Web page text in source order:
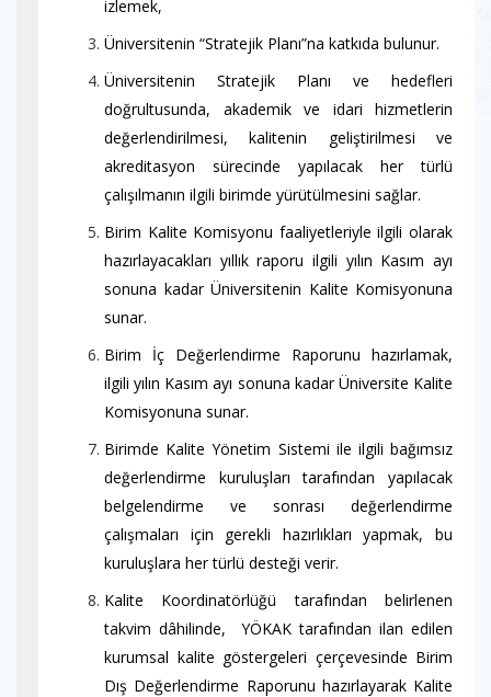
izlemek,
Üniversitenin “Stratejik Planı”na katkıda bulunur.
Üniversitenin Stratejik Planı ve hedefleri
doğrultusunda, akademik ve idari hizmetlerin
değerlendirilmesi, kalitenin geliştirilmesi ve
akreditasyon sürecinde yapılacak her türlü
çalışılmanın ilgili birimde yürütülmesini sağlar.
Birim Kalite Komisyonu faaliyetleriyle ilgili olarak
hazırlayacakları yıllık raporu ilgili yılın Kasım ayı
sonuna kadar Üniversitenin Kalite Komisyonuna
sunar.
Birim İç Değerlendirme Raporunu hazırlamak,
ilgili yılın Kasım ayı sonuna kadar Üniversite Kalite
Komisyonuna sunar.
Birimde Kalite Yönetim Sistemi ile ilgili bağımsız
değerlendirme kuruluşları tarafından yapılacak
belgelendirme ve sonrası değerlendirme
çalışmaları için gerekli hazırlıkları yapmak, bu
kuruluşlara her türlü desteği verir.
Kalite Koordinatörlüğü tarafından belirlenen
takvim dâhilinde, YÖKAK tarafından ilan edilen
kurumsal kalite göstergeleri çerçevesinde Birim
Dış Değerlendirme Raporunu hazırlayarak Kalite